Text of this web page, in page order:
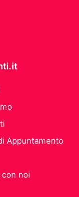
Appuntamento
con noi